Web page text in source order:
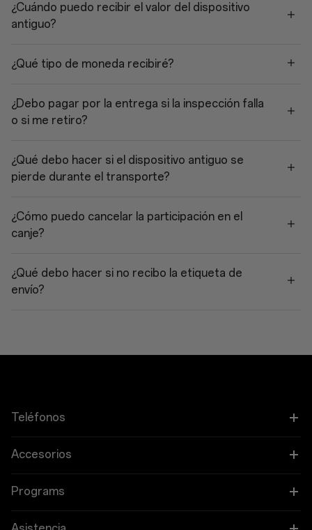
¿Cuándo puedo recibir el valor del dispositivo
antiguo?
¿Qué tipo de moneda recibiré?
¿Debo pagar por la entrega si la inspección falla
o si me retiro?
¿Qué debo hacer si el dispositivo antiguo se
pierde durante el transporte?
¿Cómo puedo cancelar la participación en el
canje?
¿Qué debo hacer si no recibo la etiqueta de
envío?
Teléfonos
OnePlus 15
OnePlus 15R
Accesorios
Tableta
Ponibles
Programs
Vincular tus dispositivos OnePlus